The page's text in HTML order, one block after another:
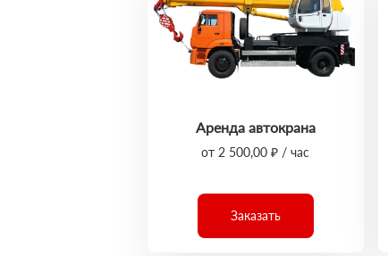
Аренда автокрана
от 2 500,00 ₽ / час
Заказать